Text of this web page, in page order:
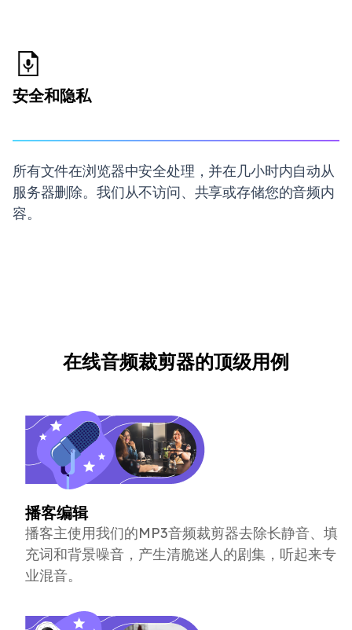
安全和隐私
所有文件在浏览器中安全处理，并在几小时内自动从
服务器删除。我们从不访问、共享或存储您的音频内
容。
在线音频裁剪器的顶级用例
播客编辑
播客主使用我们的MP3音频裁剪器去除长静音、填
充词和背景噪音，产生清脆迷人的剧集，听起来专
业混音。